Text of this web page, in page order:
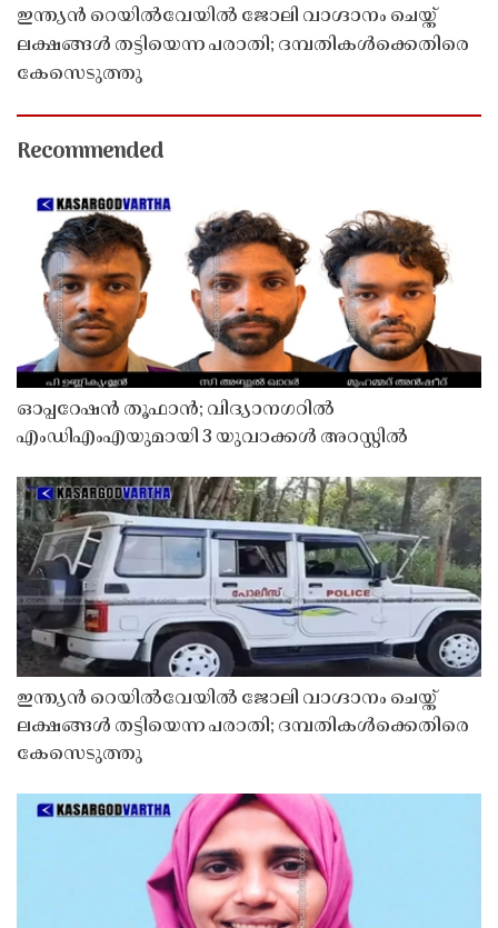
ഇന്ത്യൻ റെയിൽവേയിൽ ജോലി വാഗ്ദാനം ചെയ്ത്
ലക്ഷങ്ങൾ തട്ടിയെന്ന പരാതി; ദമ്പതികൾക്കെതിരെ
കേസെടുത്തു
Recommended
ഓപ്പറേഷൻ തൂഫാൻ; വിദ്യാനഗറിൽ
എംഡിഎംഎയുമായി 3 യുവാക്കൾ അറസ്റ്റിൽ
ഇന്ത്യൻ റെയിൽവേയിൽ ജോലി വാഗ്ദാനം ചെയ്ത്
ലക്ഷങ്ങൾ തട്ടിയെന്ന പരാതി; ദമ്പതികൾക്കെതിരെ
കേസെടുത്തു